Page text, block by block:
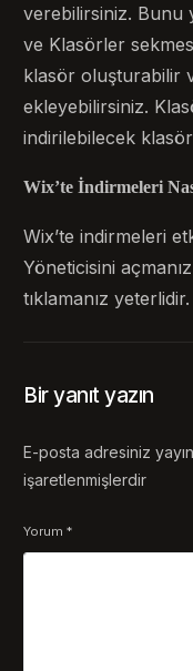
verebilirsiniz. Bunu
ve Klasörler
klasör oluşturabilir
ekleyebilirsiniz.
indirilebilecek
Wix’te İndirmeleri
Wix’te indirmeleri
Yöneticisini
tıklamanız yeterlidir.
Bir yanıt yazın
E-posta adresiniz
işaretlenmişlerdir
Yorum*